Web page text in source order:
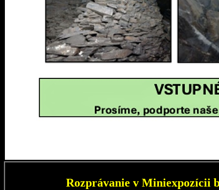
Rozprávanie v Miniexpozícii